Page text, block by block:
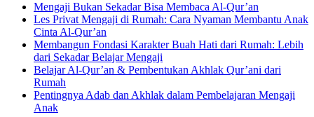
Mengaji Bukan Sekadar Bisa Membaca Al-Qur’an
Les Privat Mengaji di Rumah: Cara Nyaman Membantu Anak
Cinta Al-Qur’an
Membangun Fondasi Karakter Buah Hati dari Rumah: Lebih
dari Sekadar Belajar Mengaji
Belajar Al-Qur’an & Pembentukan Akhlak Qur’ani dari
Rumah
Pentingnya Adab dan Akhlak dalam Pembelajaran Mengaji
Anak